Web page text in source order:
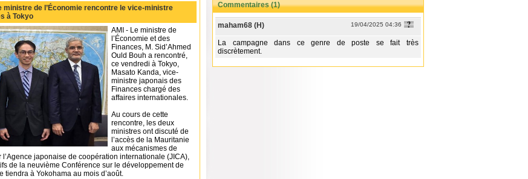
ministre de l’Économie rencontre le vice-ministre
à Tokyo
AMI - Le ministre de
l’Économie et des
Finances, M. Sid’Ahmed
Ould Bouh a rencontré,
ce vendredi à Tokyo,
Masato Kanda, vice-
ministre japonais des
Finances chargé des
affaires internationales.
Au cours de cette
rencontre, les deux
ministres ont discuté de
l’accès de la Mauritanie
aux mécanismes de
l’Agence japonaise de coopération internationale (JICA),
de la neuvième Conférence sur le développement de
tiendra à Yokohama au mois d’août.
Commentaires (1)
maham68 (H) 19/04/2025 04:36
La campagne dans ce genre de poste se fait très
discrètement.